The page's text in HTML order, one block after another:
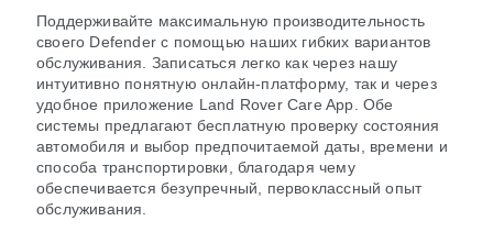
Поддерживайте максимальную производительность
своего Defender с помощью наших гибких вариантов
обслуживания. Записаться легко как через нашу
интуитивно понятную онлайн-платформу, так и через
удобное приложение Land Rover Care App. Обе
системы предлагают бесплатную проверку состояния
автомобиля и выбор предпочитаемой даты, времени и
способа транспортировки, благодаря чему
обеспечивается безупречный, первоклассный опыт
обслуживания.